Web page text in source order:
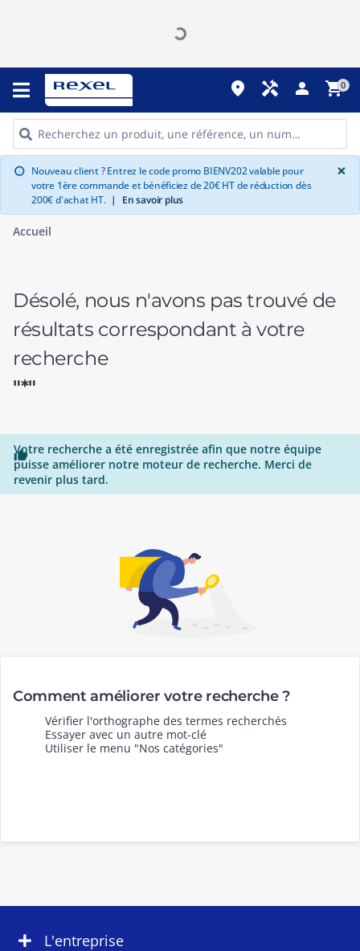
place handyman person shopping_cart0
info Nouveau client ? Entrez le code promo BIENV202 valable pour
votre 1ère commande et bénéficiez de 20€ HT de réduction dès
200€ d'achat HT. | En savoir plus
×
Accueil
Désolé, nous n'avons pas trouvé de
résultats correspondant à votre
recherche
"*"

Votre recherche a été enregistrée afin que notre équipe
puisse améliorer notre moteur de recherche. Merci de
revenir plus tard.
Comment améliorer votre recherche ?
Vérifier l'orthographe des termes recherchés
Essayer avec un autre mot-clé
Utiliser le menu "Nos catégories"
L'entreprise